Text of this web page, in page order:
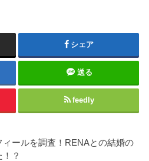
シェア
送る
feedly
ィールを調査！RENAとの結婚の
？